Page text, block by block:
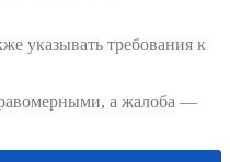
указывать требования к
а жалоба —